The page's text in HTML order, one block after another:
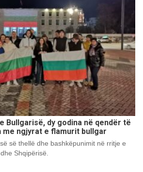
Bullgarisë, dy godina në qendër të
ngjyrat e flamurit bullgar
së thellë dhe bashkëpunimit në rritje e
Shqipërisë.